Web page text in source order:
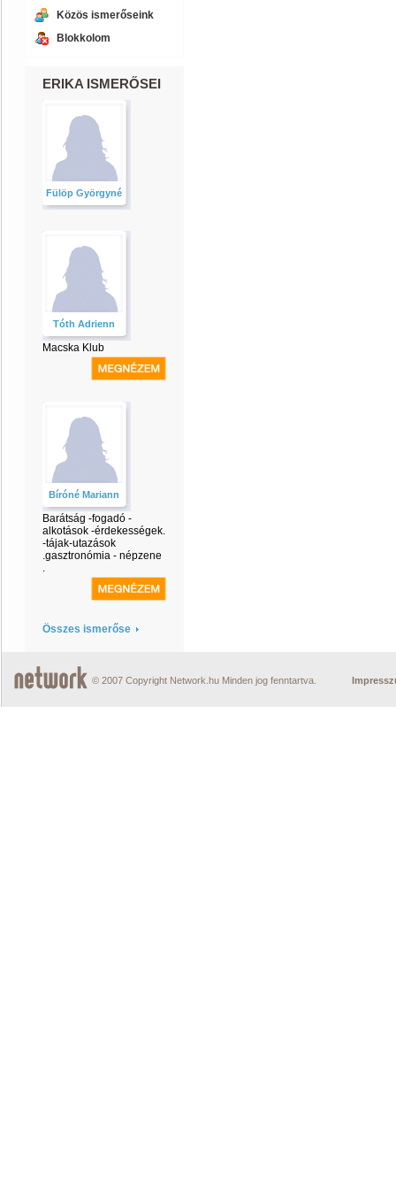
Közös ismerőseink
Blokkolom
ERIKA ISMERŐSEI
Fülöp Györgyné
Tóth Adrienn
Macska Klub
Bíróné Mariann
Barátság -fogadó -
alkotások -érdekességek.
-tájak-utazások
.gasztronómia - népzene
.
Összes ismerőse
© 2007 Copyright Network.hu Minden jog fenntartva.